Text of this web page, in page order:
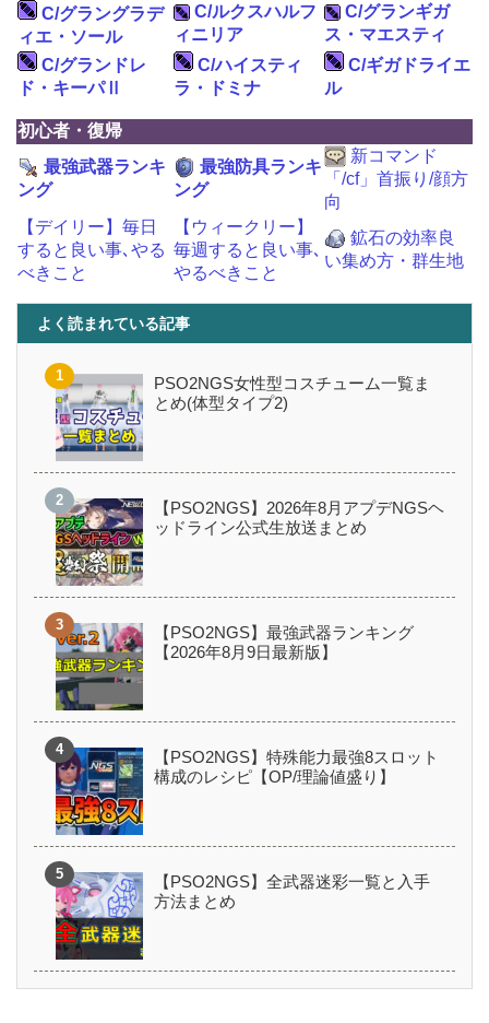
C/グラングラデ
ィエ・ソール
C/ルクスハルフ
ィニリア
C/グランギガ
ス・マエスティ
C/グランドレ
ド・キーパⅡ
C/ハイスティ
ラ・ドミナ
C/ギガドライエ
ル
初心者・復帰
最強武器ランキ
ング
最強防具ランキ
ング
新コマンド
「/cf」首振り/顔方
向
【デイリー】毎日
すると良い事､やる
べきこと
【ウィークリー】
毎週すると良い事､
やるべきこと
鉱石の効率良
い集め方・群生地
よく読まれている記事
PSO2NGS女性型コスチューム一覧ま
とめ(体型タイプ2)
【PSO2NGS】2026年8月アプデNGSヘ
ッドライン公式生放送まとめ
【PSO2NGS】最強武器ランキング
【2026年8月9日最新版】
【PSO2NGS】特殊能力最強8スロット
構成のレシピ【OP/理論値盛り】
【PSO2NGS】全武器迷彩一覧と入手
方法まとめ